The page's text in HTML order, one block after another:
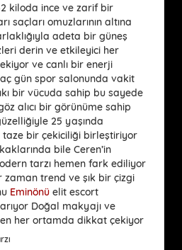
kiloda ince ve zarif bir
saçları omuzlarının altına
adeta bir güneş
derin ve etkileyici her
ve canlı bir enerji
gün spor salonunda vakit
bir vücuda sahip bu sayede
alıcı bir görünüme sahip
25 yaşında
taze bir çekiciliği birleştiriyor
bile Ceren’in
tarzı hemen fark ediliyor
zaman trend ve şık bir çizgi
Eminönü elit escort
Doğal makyajı ve
her ortamda dikkat çekiyor